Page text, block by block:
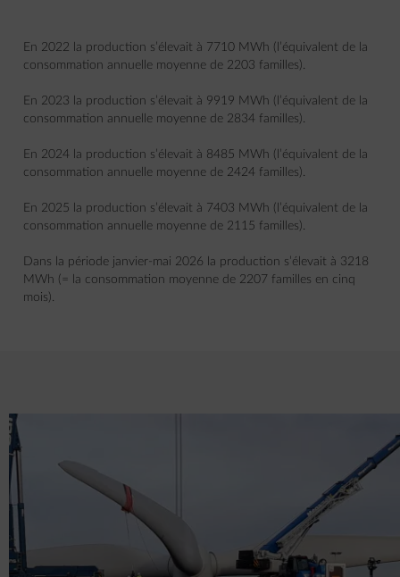
En 2022 la production s’élevait à 7710 MWh (l’équivalent de la
consommation annuelle moyenne de 2203 familles).
En 2023 la production s’élevait à 9919 MWh (l’équivalent de la
consommation annuelle moyenne de 2834 familles).
En 2024 la production s’élevait à 8485 MWh (l’équivalent de la
consommation annuelle moyenne de 2424 familles).
En 2025 la production s’élevait à 7403 MWh (l’équivalent de la
consommation annuelle moyenne de 2115 familles).
Dans la période janvier-mai 2026 la production s’élevait à 3218
MWh (= la consommation moyenne de 2207 familles en cinq
mois).